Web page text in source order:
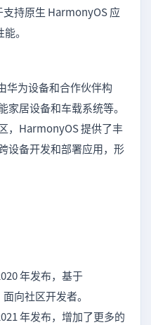
持原生 HarmonyOS 应
。
华为设备和合作伙伴构
居设备和车载系统等。
，HarmonyOS 提供了丰
设备开发和部署应用，形
年发布，基于
向社区开发者。
年发布，增加了更多的